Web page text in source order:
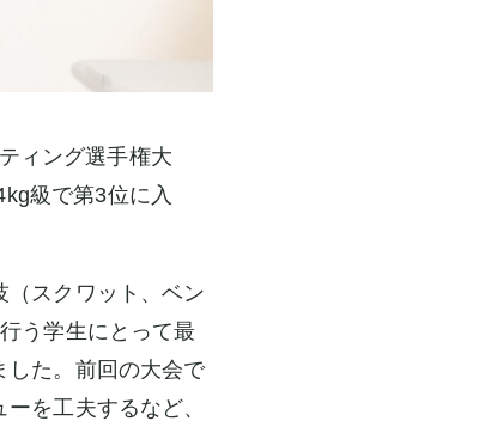
ィング選手権大
級で第3位に入
スクワット、ベン
う学生にとって最
した。前回の大会で
を工夫するなど、